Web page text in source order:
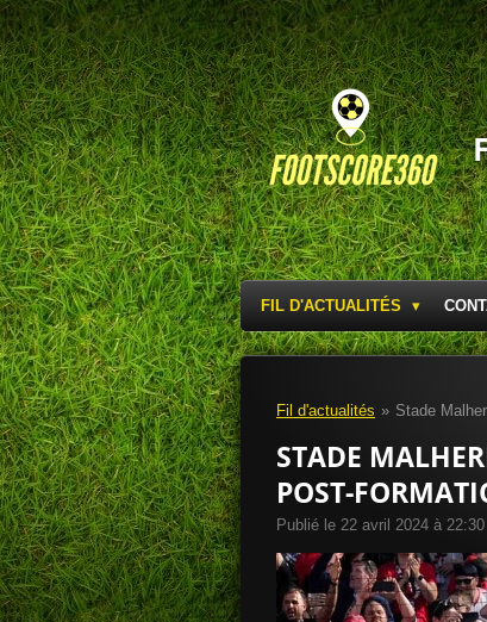
Passer
au
contenu
principal
FIL D'ACTUALITÉS
Fil d'actualités » Stade
STADE
POST-
Publié le 22 avril 2024 à 22:30